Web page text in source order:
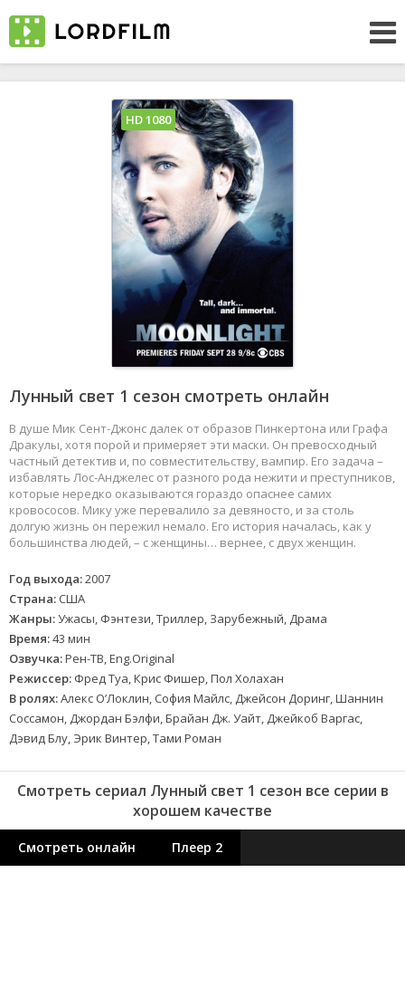
Лунный свет 1 сезон смотреть онлайн
В душе Мик Сент-Джонс далек от образов Пинкертона или Графа
Дракулы, хотя порой и примеряет эти маски. Он превосходный
частный детектив и, по совместительству, вампир. Его задача –
избавлять Лос-Анджелес от разного рода нежити и преступников,
которые нередко оказываются гораздо опаснее самих
кровососов. Мику уже перевалило за девяносто, и за столь
долгую жизнь он пережил немало. Его история началась, как у
большинства людей, – с женщины… вернее, с двух женщин.
Год выхода:2007
Страна: США
Жанры:Ужасы, Фэнтези, Триллер, Зарубежный, Драма
Время:43 мин
Озвучка:Рен-ТВ, Eng.Original
Режиссер: Фред Туа, Крис Фишер, Пол Холахан
В ролях:Алекс О’Локлин, София Майлс, Джейсон Доринг, Шаннин
Соссамон, Джордан Бэлфи, Брайан Дж. Уайт, Джейкоб Варгас,
Дэвид Блу, Эрик Винтер, Тами Роман
HD 1080
Смотреть сериал Лунный свет 1 сезон все серии в
хорошем качестве
Смотреть онлайн Плеер 2